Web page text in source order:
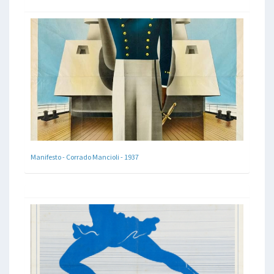
Manifesto - Corrado Mancioli - 1937